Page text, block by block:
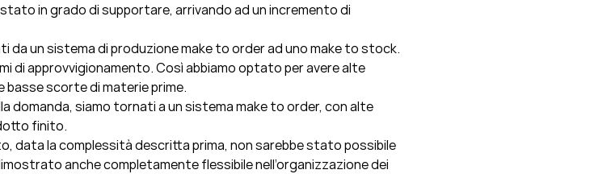
in grado di supportare, arrivando ad un incremento di
da un sistema di produzione make to order ad uno make to stock.
di approvvigionamento. Così abbiamo optato per avere alte
scorte di materie prime.
domanda, siamo tornati a un sistema make to order, con alte
finito.
data la complessità descritta prima, non sarebbe stato possibile
anche completamente flessibile nell’organizzazione dei